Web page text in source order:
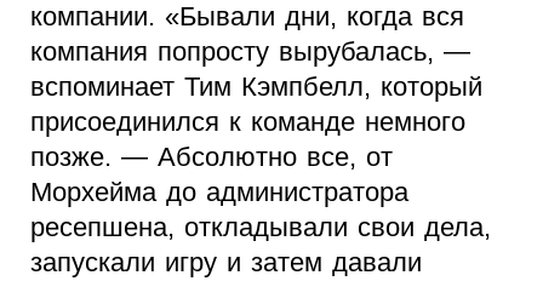
компании. «Бывали дни, когда вся
компания попросту вырубалась, —
вспоминает Тим Кэмпбелл, который
присоединился к команде немного
позже. — Абсолютно все, от
Морхейма до администратора
ресепшена, откладывали свои дела,
запускали игру и затем давали